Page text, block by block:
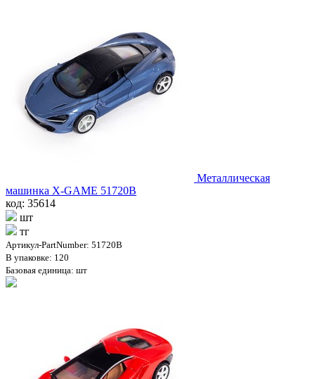
Металлическая
машинка X-GAME 51720B
код: 35614
шт
тг
Артикул-PartNumber: 51720B
В упаковке: 120
Базовая единица: шт